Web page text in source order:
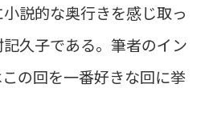
説的な奥行きを感じ取っ
久子である。筆者のイン
の回を一番好きな回に挙